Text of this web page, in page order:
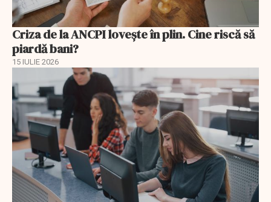
Criza de la ANCPI lovește în plin. Cine riscă să
piardă bani?
15 IULIE 2026